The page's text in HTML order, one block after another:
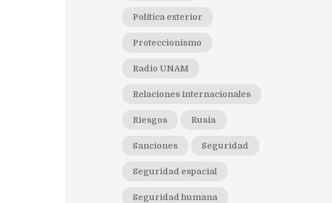
Política exterior
Proteccionismo
Radio UNAM
Relaciones internacionales
Riesgos Rusia
Sanciones Seguridad
Seguridad espacial
Seguridad humana